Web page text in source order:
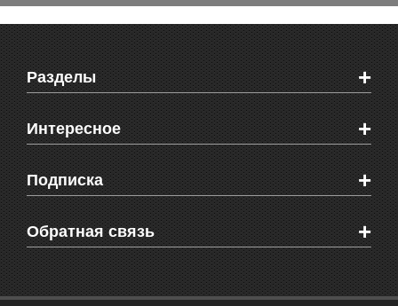
Разделы +
Новости Феодосии
Новости Крыма
Мировые новости
Объявления
Здоровье
СМС мнения читателей
Интересное +
Видео о Феодосии
Веб-камеры Феодосии
Блоги феодосийцев
Школы Феодосии
Подписка +
Печатная версия газеты "Кафа"
RSS
Обратная связь +
Рекламодателям
Контактная информация